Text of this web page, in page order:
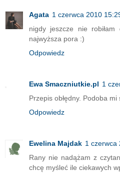
Agata 1 czerwca 2010
nigdy jeszcze nie
najwyższa pora :)
Odpowiedz
Ewa Smaczniutkie.pl 1
Przepis obłędny. Podoba mi
Odpowiedz
Ewelina Majdak 1 czerwca
Rany nie nadążam z
chcę myśleć ile ciekawych